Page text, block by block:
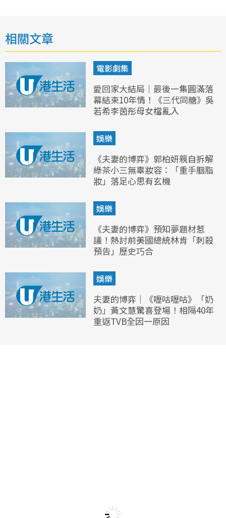
相關文章
電影劇集
愛回家大結局｜最後一集圓滿落
幕結束10年情！《三代同糖》吳
若希李茵彤母女檔亂入
娛樂
《夫妻的博弈》郭柏妍親自拆解
綠茶小三無辜妝容：「重手胭脂
妝」落足心思有玄機
娛樂
《夫妻的博弈》預知夢題材惹
議！熱討前美國總統林肯「刺殺
預告」歷史巧合
娛樂
夫妻的博弈｜《嚦咕嚦咕》「奶
奶」黃文慧驚喜登場！相隔40年
重返TVB全因一原因